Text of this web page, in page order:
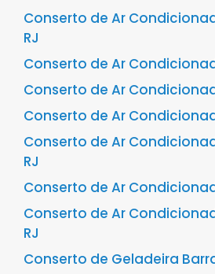
Conserto de Ar
RJ
Conserto de Ar
Conserto de Ar
Conserto de Ar
Conserto de Ar
RJ
Conserto de Ar
Conserto de Ar
RJ
Conserto de Geladeira